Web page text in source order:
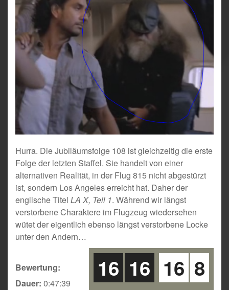
Hurra. Die Jubiläumsfolge 108 ist gleichzeitig die erste
Folge der letzten Staffel. Sie handelt von einer
alternativen Realität, in der Flug 815 nicht abgestürzt
ist, sondern Los Angeles erreicht hat. Daher der
englische Titel LA X, Teil 1. Während wir längst
verstorbene Charaktere im Flugzeug wiedersehen
wütet der eigentlich ebenso längst verstorbene Locke
unter den Andern…
Bewertung: 8
16
16
16
Dauer: 0:47:39